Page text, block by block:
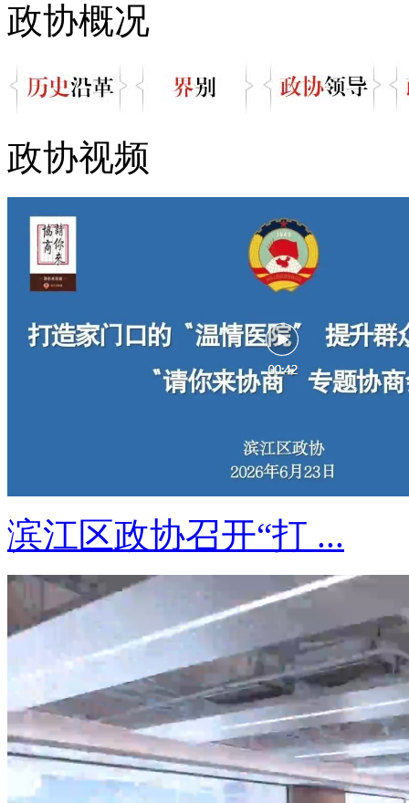
政协概况
政协视频
滨江区政协召开“打 ...